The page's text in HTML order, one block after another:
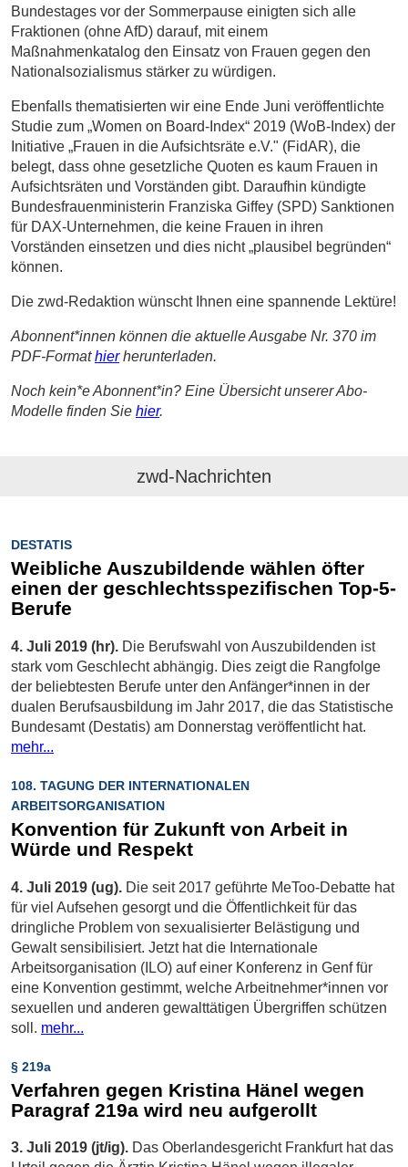
Bundestages vor der Sommerpause einigten sich alle
Fraktionen (ohne AfD) darauf, mit einem
Maßnahmenkatalog den Einsatz von Frauen gegen den
Nationalsozialismus stärker zu würdigen.
Ebenfalls thematisierten wir eine Ende Juni veröffentlichte
Studie zum „Women on Board-Index“ 2019 (WoB-Index) der
Initiative „Frauen in die Aufsichtsräte e.V." (FidAR), die
belegt, dass ohne gesetzliche Quoten es kaum Frauen in
Aufsichtsräten und Vorständen gibt. Daraufhin kündigte
Bundesfrauenministerin Franziska Giffey (SPD) Sanktionen
für DAX-Unternehmen, die keine Frauen in ihren
Vorständen einsetzen und dies nicht „plausibel begründen“
können.
Die zwd-Redaktion wünscht Ihnen eine spannende Lektüre!
Abonnent*innen können die aktuelle Ausgabe Nr. 370 im
PDF-Formathierherunterladen.
Noch kein*e Abonnent*in? Eine Übersicht unserer Abo-
Modelle finden Sie hier.
zwd-Nachrichten
DESTATIS
Weibliche Auszubildende wählen öfter
einen der geschlechtsspezifischen Top-5-
Berufe
4. Juli 2019 (hr). Die Berufswahl von Auszubildenden ist
stark vom Geschlecht abhängig. Dies zeigt die Rangfolge
der beliebtesten Berufe unter den Anfänger*innen in der
dualen Berufsausbildung im Jahr 2017, die das Statistische
Bundesamt (Destatis) am Donnerstag veröffentlicht hat.
mehr...
108. TAGUNG DER INTERNATIONALEN
ARBEITSORGANISATION
Konvention für Zukunft von Arbeit in
Würde und Respekt
4. Juli 2019 (ug). Die seit 2017 geführte MeToo-Debatte hat
für viel Aufsehen gesorgt und die Öffentlichkeit für das
dringliche Problem von sexualisierter Belästigung und
Gewalt sensibilisiert. Jetzt hat die Internationale
Arbeitsorganisation (ILO) auf einer Konferenz in Genf für
eine Konvention gestimmt, welche Arbeitnehmer*innen vor
sexuellen und anderen gewalttätigen Übergriffen schützen
soll. mehr...
§ 219a
Verfahren gegen Kristina Hänel wegen
Paragraf 219a wird neu aufgerollt
3. Juli 2019 (jt/ig). Das Oberlandesgericht Frankfurt hat das